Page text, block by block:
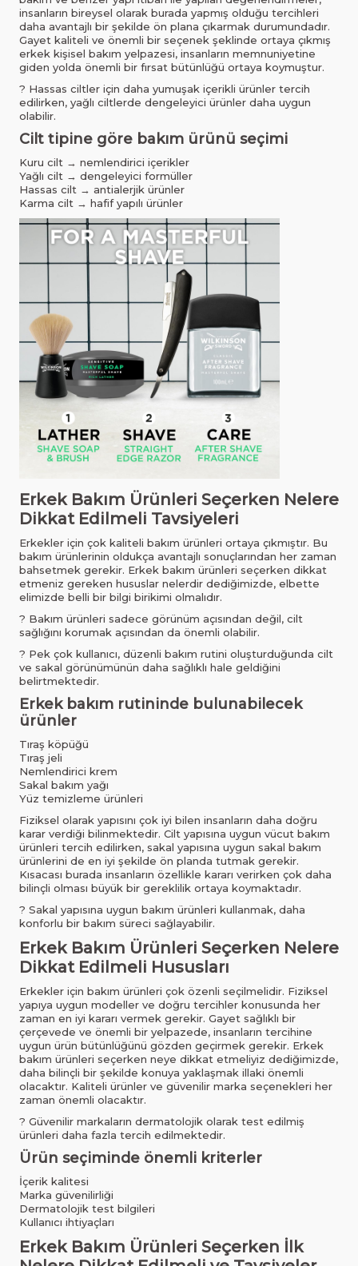
insanların bireysel olarak burada yapmış olduğu tercihleri
daha avantajlı bir şekilde ön plana çıkarmak durumundadır.
Gayet kaliteli ve önemli bir seçenek şeklinde ortaya çıkmış
erkek kişisel bakım yelpazesi, insanların memnuniyetine
giden yolda önemli bir fırsat bütünlüğü ortaya koymuştur.
? Hassas ciltler için daha yumuşak içerikli ürünler tercih
edilirken, yağlı ciltlerde dengeleyici ürünler daha uygun
olabilir.
Cilt tipine göre bakım ürünü seçimi
Kuru cilt → nemlendirici içerikler
Yağlı cilt → dengeleyici formüller
Hassas cilt → antialerjik ürünler
Karma cilt → hafif yapılı ürünler
Erkek Bakım Ürünleri Seçerken Nelere
Dikkat Edilmeli Tavsiyeleri
Erkekler için çok kaliteli bakım ürünleri ortaya çıkmıştır. Bu
bakım ürünlerinin oldukça avantajlı sonuçlarından her zaman
bahsetmek gerekir. Erkek bakım ürünleri seçerken dikkat
etmeniz gereken hususlar nelerdir dediğimizde, elbette
elimizde belli bir bilgi birikimi olmalıdır.
? Bakım ürünleri sadece görünüm açısından değil, cilt
sağlığını korumak açısından da önemli olabilir.
? Pek çok kullanıcı, düzenli bakım rutini oluşturduğunda cilt
ve sakal görünümünün daha sağlıklı hale geldiğini
belirtmektedir.
Erkek bakım rutininde bulunabilecek
ürünler
Tıraş köpüğü
Tıraş jeli
Nemlendirici krem
Sakal bakım yağı
Yüz temizleme ürünleri
Fiziksel olarak yapısını çok iyi bilen insanların daha doğru
karar verdiği bilinmektedir. Cilt yapısına uygun vücut bakım
ürünleri tercih edilirken, sakal yapısına uygun sakal bakım
ürünlerini de en iyi şekilde ön planda tutmak gerekir.
Kısacası burada insanların özellikle kararı verirken çok daha
bilinçli olması büyük bir gereklilik ortaya koymaktadır.
? Sakal yapısına uygun bakım ürünleri kullanmak, daha
konforlu bir bakım süreci sağlayabilir.
Erkek Bakım Ürünleri Seçerken Nelere
Dikkat Edilmeli Hususları
Erkekler için bakım ürünleri çok özenli seçilmelidir. Fiziksel
yapıya uygun modeller ve doğru tercihler konusunda her
zaman en iyi kararı vermek gerekir. Gayet sağlıklı bir
çerçevede ve önemli bir yelpazede, insanların tercihine
uygun ürün bütünlüğünü gözden geçirmek gerekir. Erkek
bakım ürünleri seçerken neye dikkat etmeliyiz dediğimizde,
daha bilinçli bir şekilde konuya yaklaşmak illaki önemli
olacaktır. Kaliteli ürünler ve güvenilir marka seçenekleri her
zaman önemli olacaktır.
? Güvenilir markaların dermatolojik olarak test edilmiş
ürünleri daha fazla tercih edilmektedir.
Ürün seçiminde önemli kriterler
İçerik kalitesi
Marka güvenilirliği
Dermatolojik test bilgileri
Kullanıcı ihtiyaçları
Erkek Bakım Ürünleri Seçerken İlk